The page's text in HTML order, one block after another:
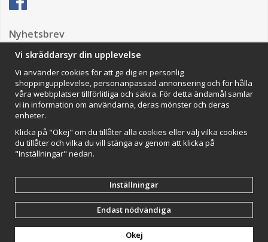
Nyhetsbrev
Impressum
VAMOS Commerce AB
Organisationsnummer: 559502-0453
Drift & produktion:Wikinggruppen
Vi skräddarsyr din upplevelse
Vi använder cookies för att ge dig en personlig
shoppingupplevelse, personanpassad annonsering och för hålla
våra webbplatser tillförlitliga och säkra. För detta ändamål samlar
vi in information om användarna, deras mönster och deras
enheter.
Klicka på "Okej" om du tillåter alla cookies eller välj vilka cookies
du tillåter och vilka du vill stänga av genom att klicka på
"Inställningar" nedan.
Inställningar
Endast nödvändiga
Okej